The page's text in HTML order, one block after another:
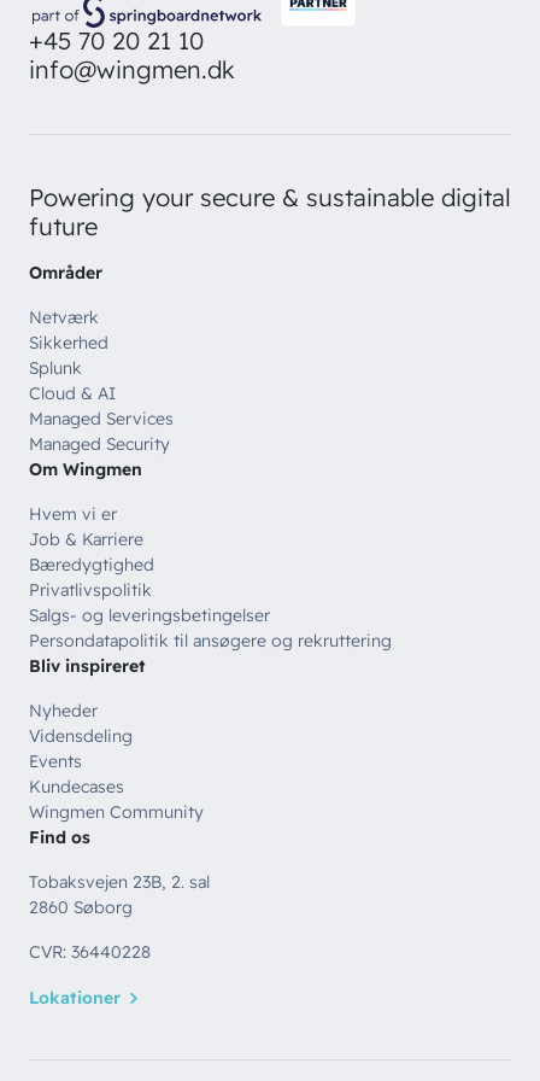
+45 70 20 21 10
info@wingmen.dk
Powering your secure & sustainable digital
future
Områder
Netværk
Sikkerhed
Splunk
Cloud & AI
Managed Services
Managed Security
Om Wingmen
Hvem vi er
Job & Karriere
Bæredygtighed
Privatlivspolitik
Salgs- og leveringsbetingelser
Persondatapolitik til ansøgere og rekruttering
Bliv inspireret
Nyheder
Vidensdeling
Events
Kundecases
Wingmen Community
Find os
Tobaksvejen 23B, 2. sal
2860 Søborg
CVR: 36440228
Lokationer